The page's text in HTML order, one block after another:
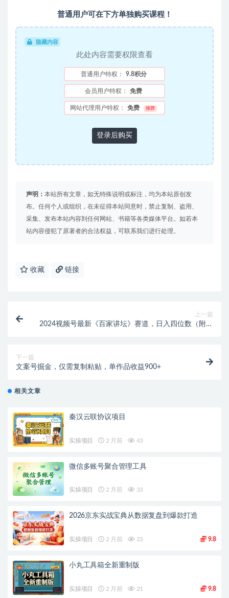
普通用户可在下方单独购买课程！
隐藏内容
此处内容需要权限查看
普通用户特权： 9.8积分
会员用户特权： 免费
网站代理用户特权： 免费 推荐
登录后购买
声明： 本站所有文章，如无特殊说明或标注，均为本站原创发
布。任何个人或组织，在未征得本站同意时，禁止复制、盗用、
采集、发布本站内容到任何网站、书籍等各类媒体平台。如若本
站内容侵犯了原著者的合法权益，可联系我们进行处理。
收藏 链接
上一篇
2024视频号最新《百家讲坛》赛道，日入四位数（附教
下一篇
文案号掘金，仅需复制粘贴，单作品收益900+
相关文章
秦汉云联协议项目
实操项目 2 月前 43
微信多账号聚合管理工具
实操项目 2 月前 33
2026京东实战宝典从数据复盘到爆款打造
实操项目 2 月前 23 9.8
小丸工具箱全新重制版
实操项目 2 月前 21 9.8